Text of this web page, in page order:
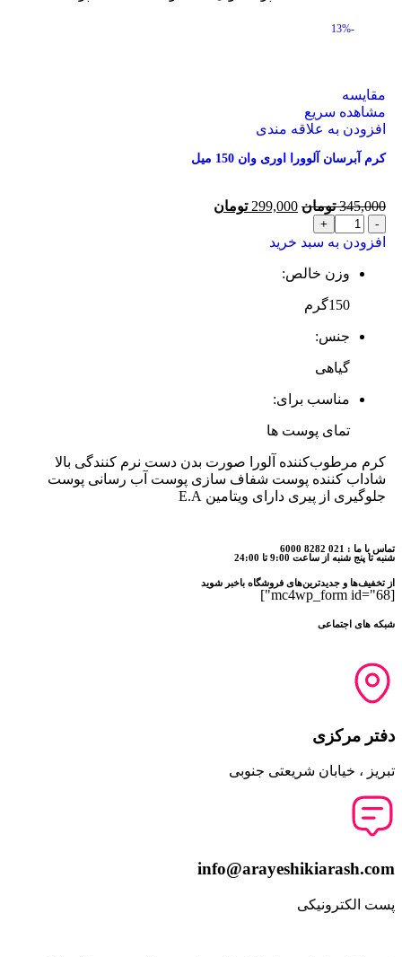
-13%
مقایسه
مشاهده سریع
افزودن به علاقه مندی
کرم آبرسان آلوورا اوری وان 150 میل
345,000 تومان 299,000 تومان
افزودن به سبد خرید
وزن خالص:
150گرم
جنس:
گیاهی
مناسب برای:
تمای پوست ها
کرم مرطوب‌کننده آلورا صورت بدن دست نرم کنندگی بالا
شاداب کننده پوست شفاف سازی پوست آب رسانی پوست
جلوگیری از پیری دارای ویتامین E.A
تماس با ما : 021 8282 6000
شنبه تا پنج شنبه از ساعت 9:00 تا 24:00
از تخفیف‌ها و جدیدترین‌های فروشگاه باخبر شوید
[mc4wp_form id="68"]
شبکه های اجتماعی
دفتر مرکزی
تبریز ، خیابان شریعتی جنوبی
info@arayeshikiarash.com
پست الکترونیکی